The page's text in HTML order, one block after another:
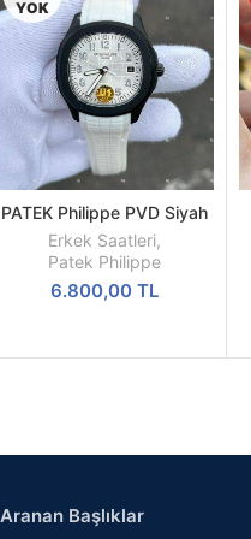
YOK
DEVAMINI
OKU
PATEK Philippe PVD Siyah
Kasa Beyaz Silikon Kordon
Erkek Saatleri,
Patek Philippe
6.800,00 TL
Aranan Başlıklar